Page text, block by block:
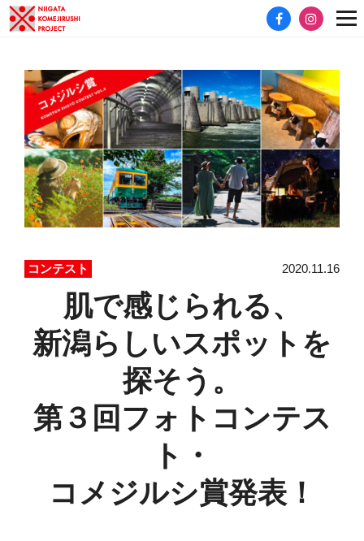
コンテスト 2020.11.16
肌で感じられる、
新潟らしいスポットを
探そう。
第３回フォトコンテス
ト・
コメジルシ賞発表！